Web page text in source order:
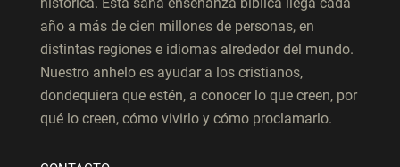
año a más de cien millones de personas, en
distintas regiones e idiomas alrededor del mundo.
Nuestro anhelo es ayudar a los cristianos,
dondequiera que estén, a conocer lo que creen, por
qué lo creen, cómo vivirlo y cómo proclamarlo.